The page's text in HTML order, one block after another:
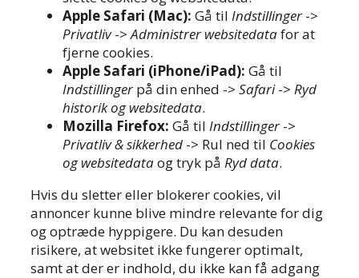
Apple Safari (Mac): Gå til Indstillinger->
Privatliv->Administrer websitedatafor at
fjerne cookies.
Apple Safari (iPhone/iPad): Gå til
Indstillingerpå din enhed -> Safari-> Ryd
historik og websitedata.
Mozilla Firefox: Gå til Indstillinger->
Privatliv & sikkerhed -> Rul ned til Cookies
og websitedataog tryk på Ryd data.
Hvis du sletter eller blokerer cookies, vil
annoncer kunne blive mindre relevante for dig
og optræde hyppigere. Du kan desuden
risikere, at websitet ikke fungerer optimalt,
samt at der er indhold, du ikke kan få adgang